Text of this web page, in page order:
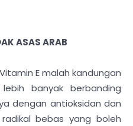
ASAS ARAB
E malah kandungan
banyak berbanding
dengan antioksidan dan
bebas yang boleh